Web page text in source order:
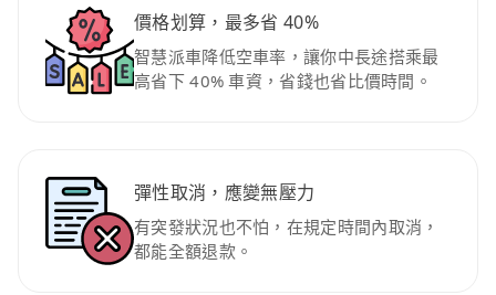
價格划算，最多省 40%
智慧派車降低空車率，讓你中長途搭乘最
高省下 40% 車資，省錢也省比價時間。
彈性取消，應變無壓力
有突發狀況也不怕，在規定時間內取消，
都能全額退款。